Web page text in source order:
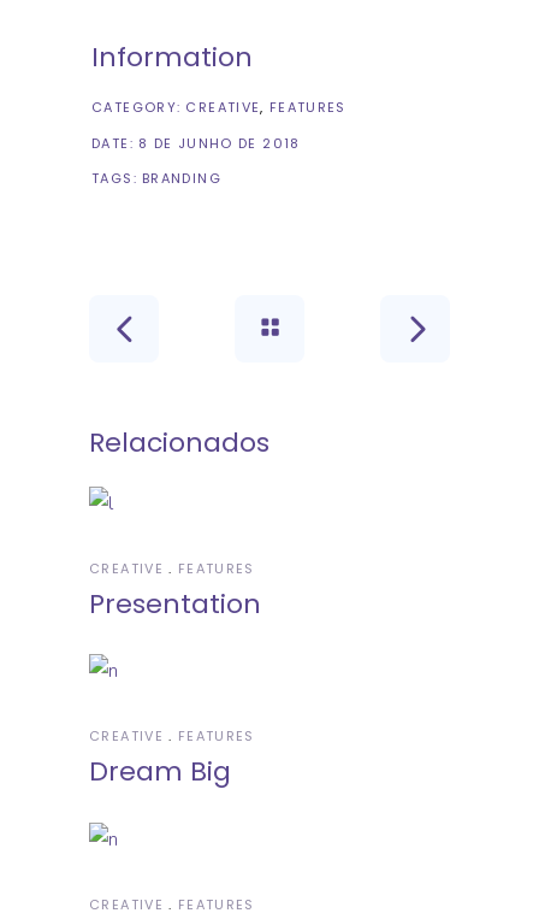
Information
CATEGORY: CREATIVE FEATURES
DATE: 8 DE JUNHO DE 2018
TAGS: BRANDING
Relacionados
CREATIVE FEATURES
Presentation
CREATIVE FEATURES
Dream Big
CREATIVE FEATURES